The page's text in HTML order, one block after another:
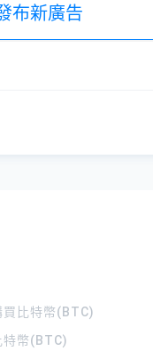
布新廣告
買比特幣(BTC)
特幣(BTC)